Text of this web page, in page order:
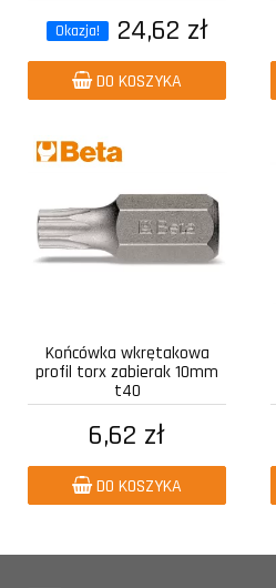
Okazja! 24,62 zł
DO KOSZYKA
Końcówka wkrętakowa
profil torx zabierak 10mm
t40
6,62 zł
DO KOSZYKA